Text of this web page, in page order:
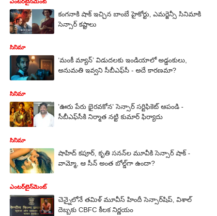
కంగనాకి షాక్ ఇచ్చిన బాంబే హైకోర్టు, ఎమర్జెన్సీ సినిమాకి
సెన్సార్ కష్టాలు
సినిమా
‘మంకీ మ్యాన్’ విడుదలకు ఇండియాలో అడ్డంకులు,
అనుమతి ఇవ్వని సీబీఎఫ్‌సీ - అదే కారణమా?
సినిమా
'ఊరు పేరు భైరవకోన' సెన్సార్ సర్టిఫికెట్ ఆపండి -
సీబీఎఫ్‌సీకి నిర్మాత నట్టి కుమార్ ఫిర్యాదు
సినిమా
షాహిద్ కపూర్, కృతి సనన్‌ల మూవీకి సెన్సార్ షాక్ -
వామ్మో, ఆ సీన్ అంత బోల్డ్‌గా ఉందా?
ఎంటర్‌టైన్‌మెంట్‌
చెన్నైలోనే తమిళ్ మూవీస్ హిందీ సెన్సార్‌షిప్‌, విశాల్
దెబ్బ‌కు CBFC కీలక నిర్ణయం